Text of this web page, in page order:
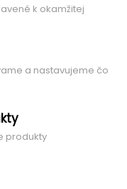
k okamžitej
a nastavujeme čo
produkty